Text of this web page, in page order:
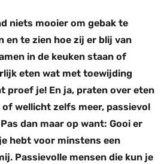
niets mooier om gebak te
en te zien hoe zij er blij van
in de keuken staan of
eten wat met toewijding
proef je! En ja, praten over eten
wellicht zelfs meer, passievol
dan maar op want: Gooi er
hebt voor minstens een
Passievolle mensen die kun je